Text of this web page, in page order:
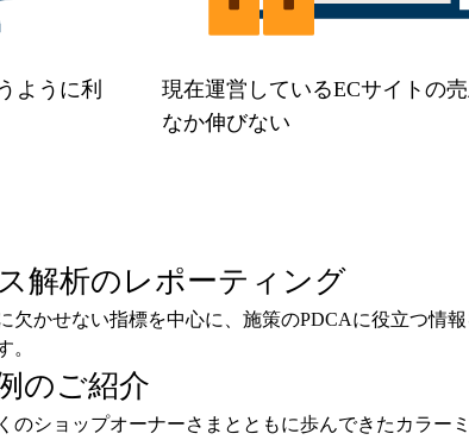
ように利
現在運営しているECサイトの
なか伸びない
解析のレポーティング
欠かせない指標を中心に、施策のPDCAに役立つ情
。
のご紹介
のショップオーナーさまとともに歩んできたカラー